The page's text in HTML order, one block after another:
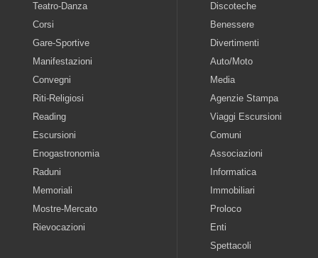
Teatro-Danza
Corsi
Gare-Sportive
Manifestazioni
Convegni
Riti-Religiosi
Reading
Escursioni
Enogastronomia
Raduni
Memoriali
Mostre-Mercato
Rievocazioni
Discoteche
Benessere
Divertimenti
Auto/Moto
Media
Agenzie Stampa
Viaggi Escursioni
Comuni
Associazioni
Informatica
Immobiliari
Proloco
Enti
Spettacoli